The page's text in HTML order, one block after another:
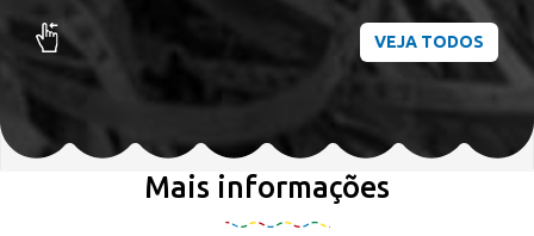
VEJA TODOS
Mais informações